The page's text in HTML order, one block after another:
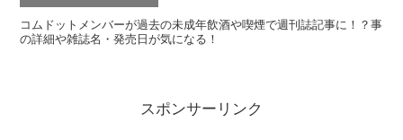
コムドットメンバーが過去の未成年飲酒や喫煙で週刊誌記事に！？事
の詳細や雑誌名・発売日が気になる！
スポンサーリンク